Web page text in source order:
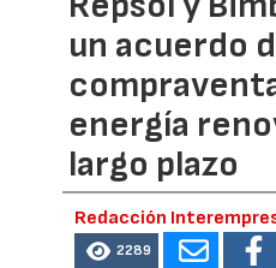
un acuerdo
energía
largo plazo
Redacción
2289